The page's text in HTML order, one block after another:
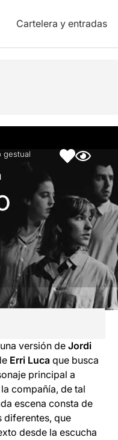
Cartelera y entradas
Fotos y vídeos
gestual
versión deJordi
Erri Luca que busca
principal a
compañía, de tal
escena consta de
diferentes, que
desde la escucha